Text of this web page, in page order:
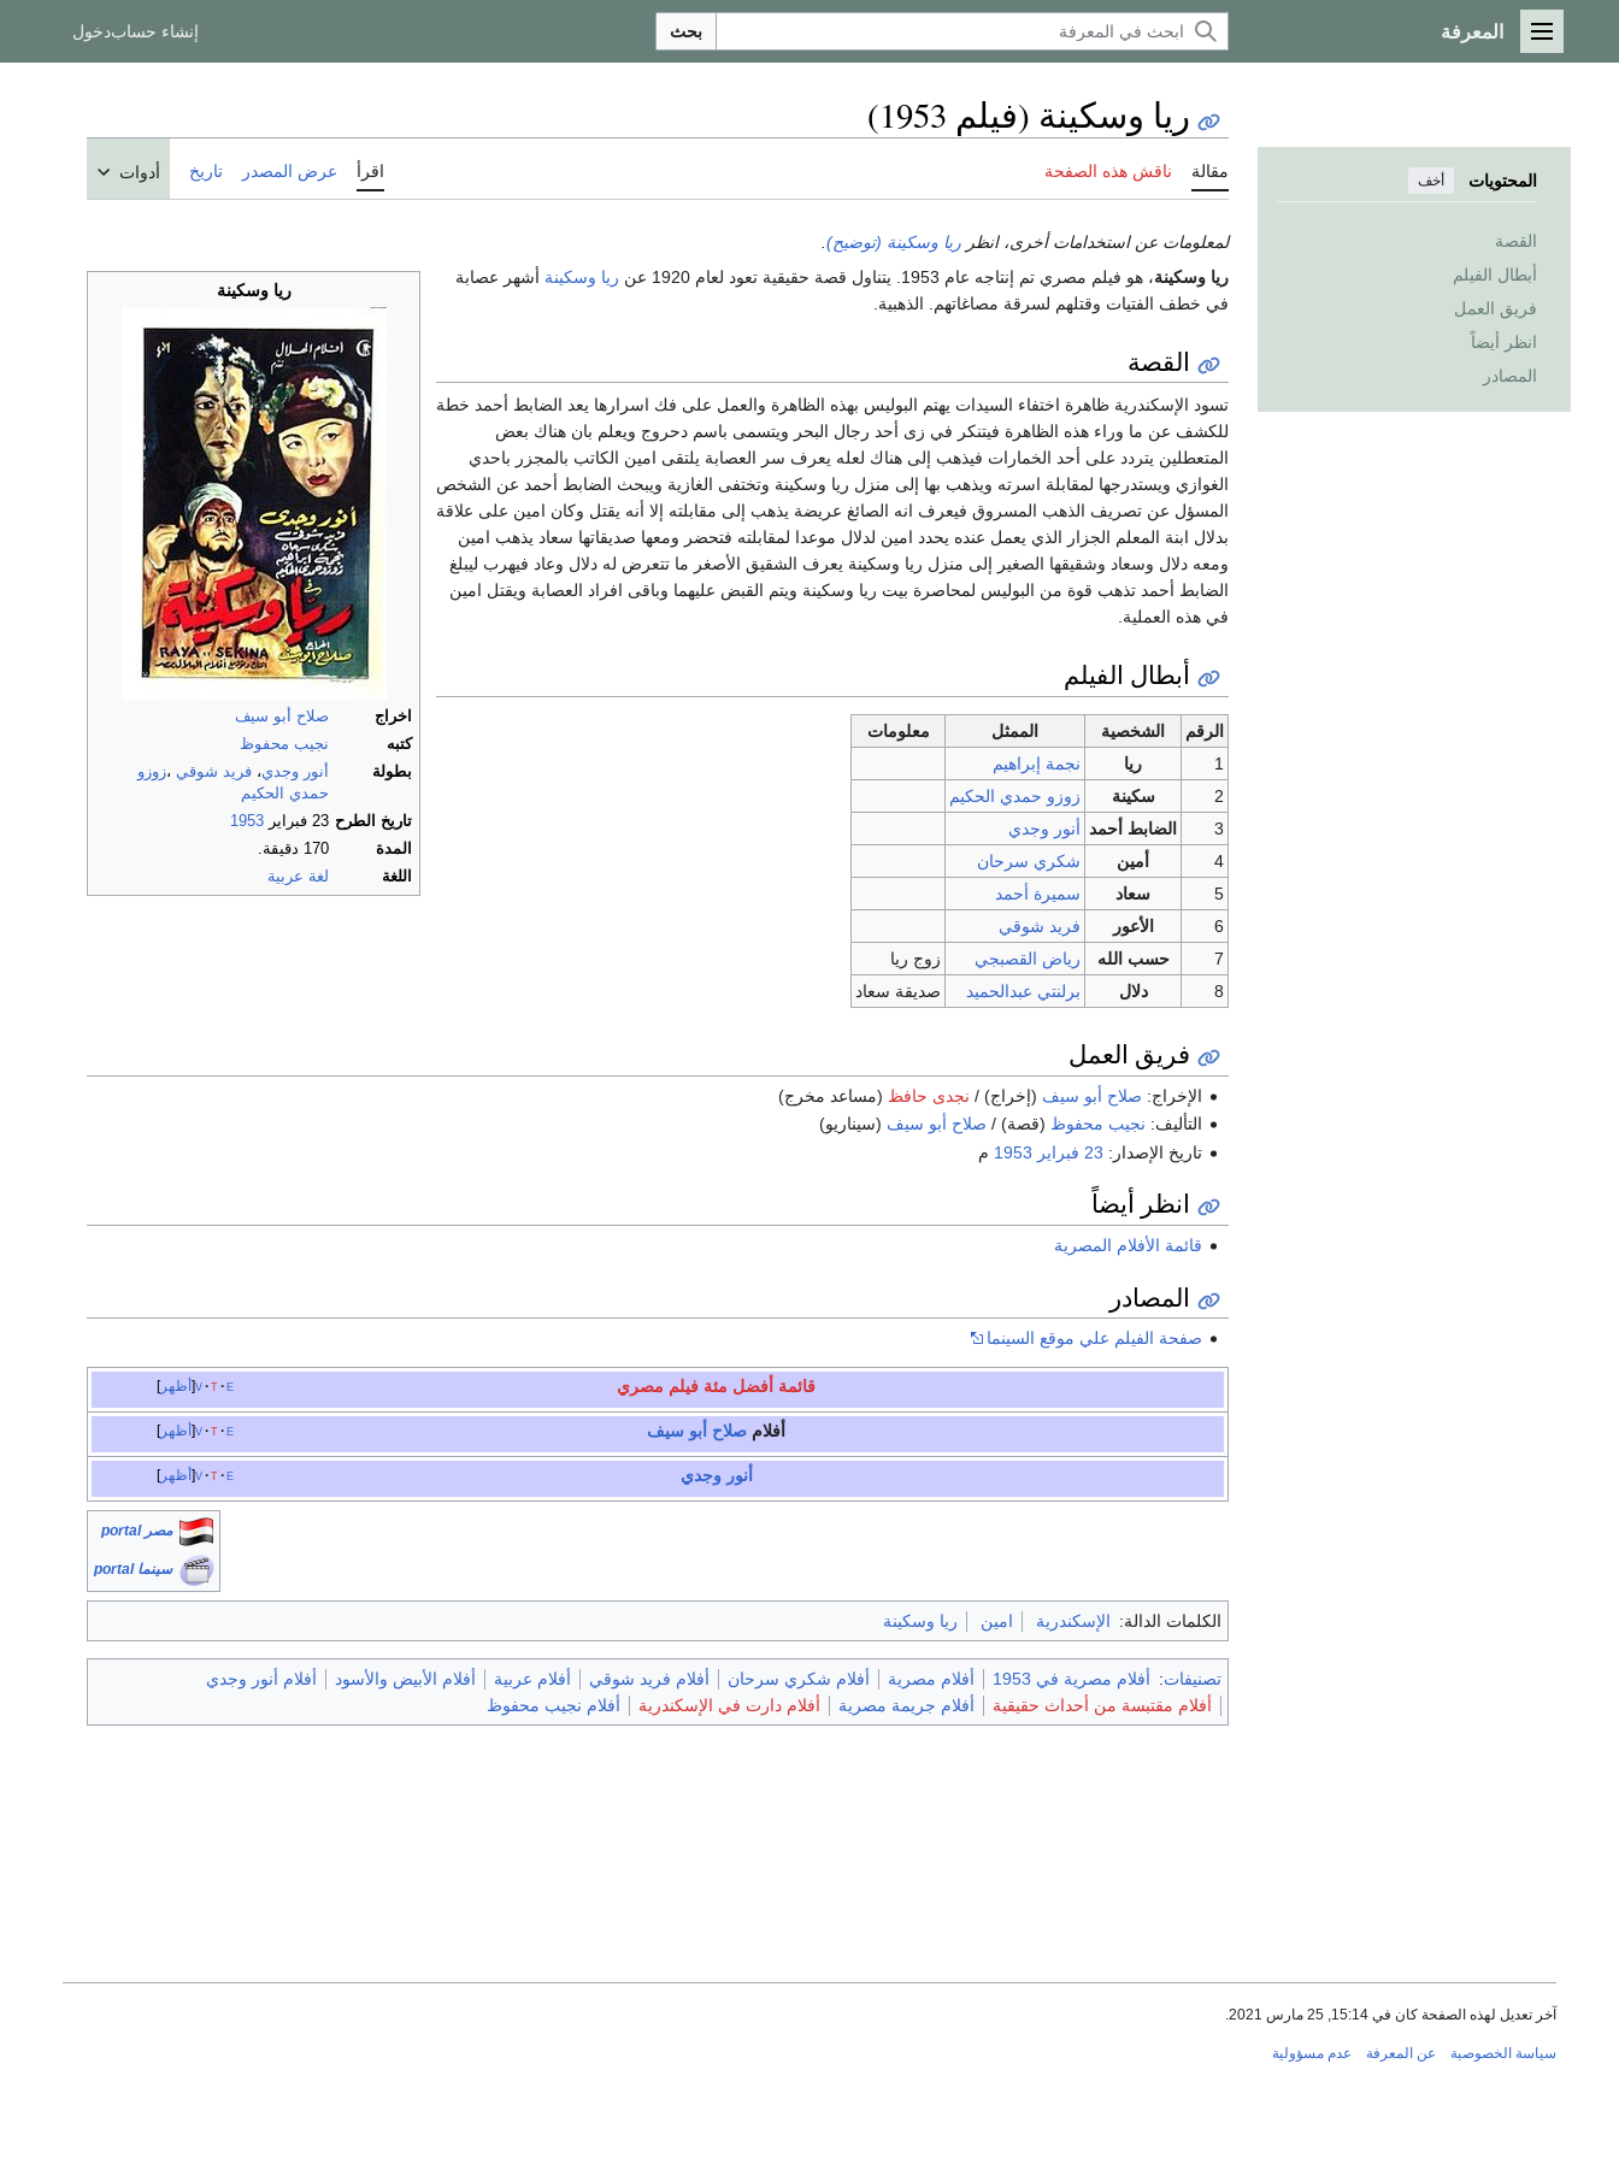
القائمة الرئيسية
المعرفة بحث إنشاء حسابدخول
المحتويات أخف
القصة
أبطال الفيلم
فريق العمل
انظر أيضاً
المصادر
ريا وسكينة (فيلم 1953)
مقالة ناقش هذه الصفحة اقرأ عرض المصدر تاريخ أدوات
لمعلومات عن استخدامات أخرى، انظر ريا وسكينة (توضيح)
ريا وسكينة
اخراج
صلاح أبو سيف
كتبه
نجيب محفوظ
بطولة
أنور وجدي، فريد شوقي ،زوزو
حمدي الحكيم
تاريخ الطرح 23 فبراير
1953
المدة
170 دقيقة.
اللغة
لغة عربية
ريا وسكينة، هو فيلم مصري تم إنتاجه عام 1953. يتناول قصة حقيقية تعود لعام 1920 عن ريا وسكينة أشهر عصابة
في خطف الفتيات وقتلهم لسرقة مصاغاتهم. الذهبية.
القصة
تسود الإسكندرية ظاهرة اختفاء السيدات يهتم البوليس بهذه الظاهرة والعمل على فك اسرارها يعد الضابط أحمد خطة
للكشف عن ما وراء هذه الظاهرة فيتنكر في زى أحد رجال البحر ويتسمى باسم دحروج ويعلم بان هناك بعض
المتعطلين يتردد على أحد الخمارات فيذهب إلى هناك لعله يعرف سر العصابة يلتقى امين الكاتب بالمجزر باحدي
الغوازي ويستدرجها لمقابلة اسرته ويذهب بها إلى منزل ريا وسكينة وتختفى الغازية ويبحث الضابط أحمد عن الشخص
المسؤل عن تصريف الذهب المسروق فيعرف انه الصائغ عريضة يذهب إلى مقابلته إلا أنه يقتل وكان امين على علاقة
بدلال ابنة المعلم الجزار الذي يعمل عنده يحدد امين لدلال موعدا لمقابلته فتحضر ومعها صديقاتها سعاد يذهب امين
ومعه دلال وسعاد وشقيقها الصغير إلى منزل ريا وسكينة يعرف الشقيق الأصغر ما تتعرض له دلال وعاد فيهرب ليبلغ
الضابط أحمد تذهب قوة من البوليس لمحاصرة بيت ريا وسكينة ويتم القبض عليهما وباقى افراد العصابة ويقتل امين
في هذه العملية.
أبطال الفيلم
الرقم الشخصية الممثل
معلومات
1
ريا
نجمة إبراهيم
2
سكينة
زوزو حمدي الحكيم
3
الضابط أحمد أنور وجدي
4
أمين
شكري سرحان
5
سعاد
سميرة أحمد
6
الأعور
فريد شوقي
7
حسب الله رياض القصبجي
زوج ريا
8
دلال برلنتي عبدالحميد صديقة سعاد
فريق العمل
الإخراج: صلاح أبو سيف (إخراج) / نجدى حافظ (مساعد مخرج)
التأليف: نجيب محفوظ (قصة) / صلاح أبو سيف (سيناريو)
تاريخ الإصدار: 23 فبراير 1953 م
انظر أيضاً
قائمة الأفلام المصرية
المصادر
صفحة الفيلم علي موقع السينما
أظهر v t e قائمة أفضل مئة فيلم مصري
أظهر v t e أفلام صلاح أبو سيف
أظهر v t e أنور وجدي
مصر portal
سينما portal
الكلمات الدالة: الإسكندرية امين ريا وسكينة
تصنيفات: أفلام مصرية في 1953 أفلام مصرية أفلام شكري سرحان أفلام فريد شوقي أفلام عربية أفلام الأبيض والأسود
أفلام أنور وجدي
أفلام مقتبسة من أحداث حقيقية
أفلام جريمة مصرية أفلام دارت في الإسكندرية أفلام نجيب محفوظ
آخر تعديل لهذه الصفحة كان في 15:14, 25 مارس 2021.
سياسة الخصوصية عن المعرفة عدم مسؤولية